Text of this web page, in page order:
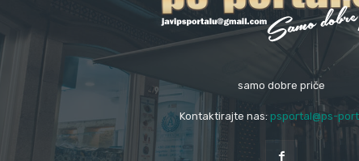
samo dobre priče
Kontaktirajte nas:psportal@ps-